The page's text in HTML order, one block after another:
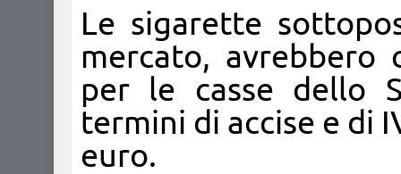
Le sigarette
mercato,
per le casse dello
termini di accise e di
euro.